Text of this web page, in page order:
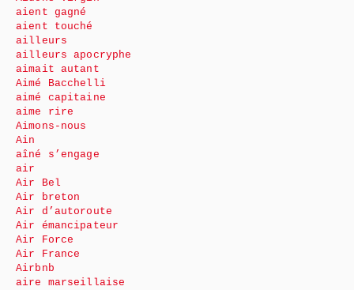
aient gagné
aient touché
ailleurs
ailleurs apocryphe
aimait autant
Aimé Bacchelli
aimé capitaine
aime rire
Aimons-nous
Ain
aîné s’engage
air
Air Bel
Air breton
Air d’autoroute
Air émancipateur
Air Force
Air France
Airbnb
aire marseillaise